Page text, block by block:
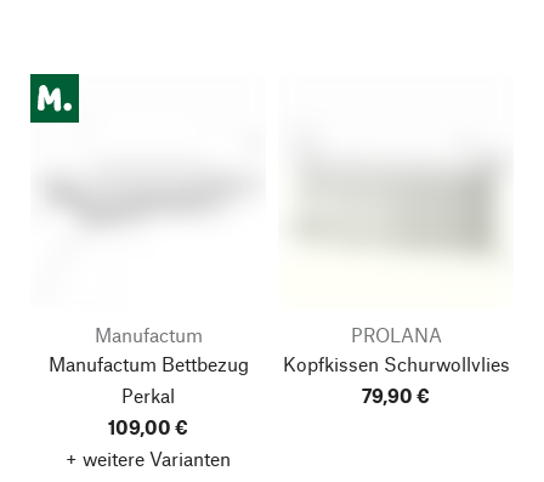
Manufactum
Manufactum Bettbezug
Perkal
109,00 €
+ weitere Varianten
PROLANA
Kopfkissen Schurwollvlies
79,90 €